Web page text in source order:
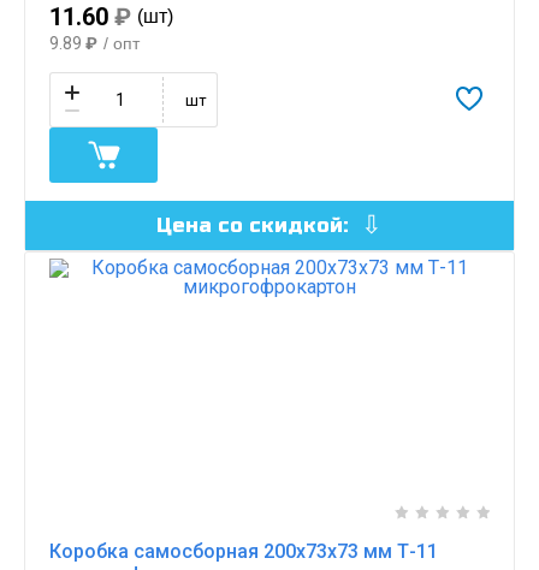
11.60 ₽ (шт)
9.89 ₽ / опт
шт
Цена со скидкой:
Коробка самосборная 200х73х73 мм Т-11